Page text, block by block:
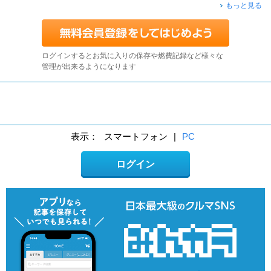
もっと見る
ログインするとお気に入りの保存や燃費記録など様々な
管理が出来るようになります
表示： スマートフォン | PC
ログイン